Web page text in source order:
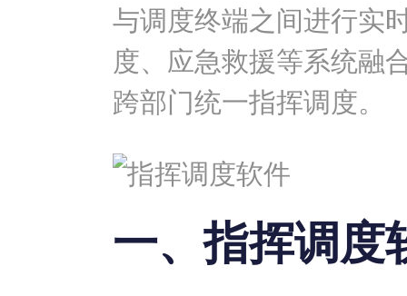
与调度终端之间进行实
度、应急救援等系统融
跨部门统一指挥调度。
一、指挥调度